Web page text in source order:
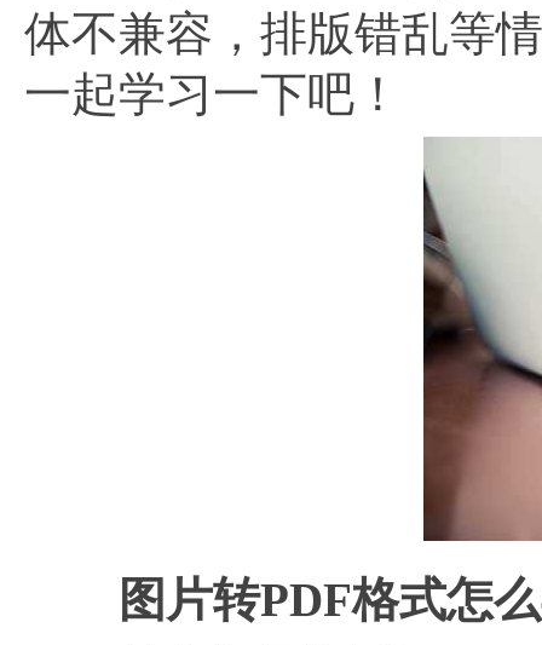
体不兼容，排版错乱等
一起学习一下吧！
图片转PDF格式怎